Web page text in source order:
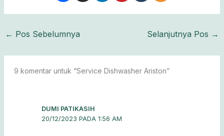
← Pos Sebelumnya Selanjutnya Pos →
9 komentar untuk “Service Dishwasher Ariston”
DUMI PATIKASIH
20/12/2023 PADA 1:56 AM